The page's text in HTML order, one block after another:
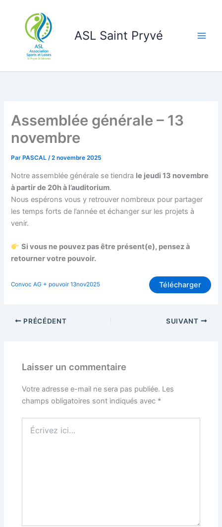
contenu
ASL Saint Pryvé
Assemblée générale – 13
novembre
Par PASCAL/2 novembre 2025
Notre assemblée générale se tiendra le jeudi 13 novembre
à partir de 20h à l’auditorium.
Nous espérons vous y retrouver nombreux pour partager
les temps forts de l’année et échanger sur les projets à
venir.
Si vous ne pouvez pas être présent(e), pensez à
retourner votre pouvoir.
Convoc AG + pouvoir 13nov2025 Télécharger
PRÉCÉDENT SUIVANT
Laisser un commentaire
Votre adresse e-mail ne sera pas publiée. Les
champs obligatoires sont indiqués avec *
ici…